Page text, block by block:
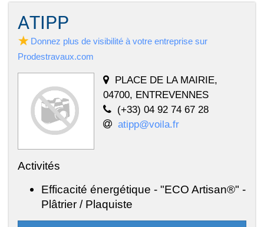
ATIPP
Donnez plus de visibilité à votre entreprise sur
Prodestravaux.com
PLACE DE LA MAIRIE,
04700, ENTREVENNES
(+33) 04 92 74 67 28
atipp@voila.fr
Activités
Efficacité énergétique - "ECO Artisan®" -
Plâtrier / Plaquiste